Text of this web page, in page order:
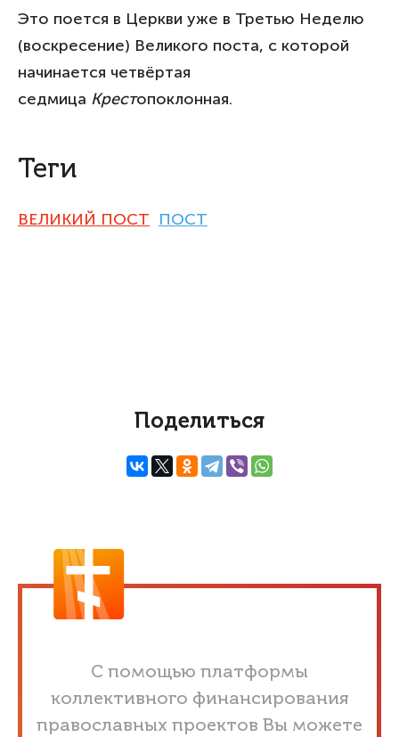
Это поется в Церкви уже в Третью Неделю
(воскресение) Великого поста, с которой
начинается четвёртая
седмица Крестопоклонная.
Теги
ВЕЛИКИЙ ПОСТ ПОСТ
Поделиться
С помощью платформы
коллективного финансирования
православных проектов Вы можете